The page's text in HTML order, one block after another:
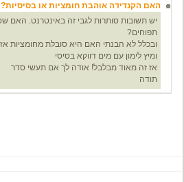
האם הקנדידה אוהבת חומציות או בסיסיות?
תפוחים?
ובכלל לא הבנתי האם היא סובלת מחומציות אז כדאי לאכולה רבה בשר כי הוא נחשב חומצי, נכון?
ומיץ לימון עם מים דווקא בסיסי
אז זה מאוד מבלבל! אודה לך אם תעשי סדר
תודה